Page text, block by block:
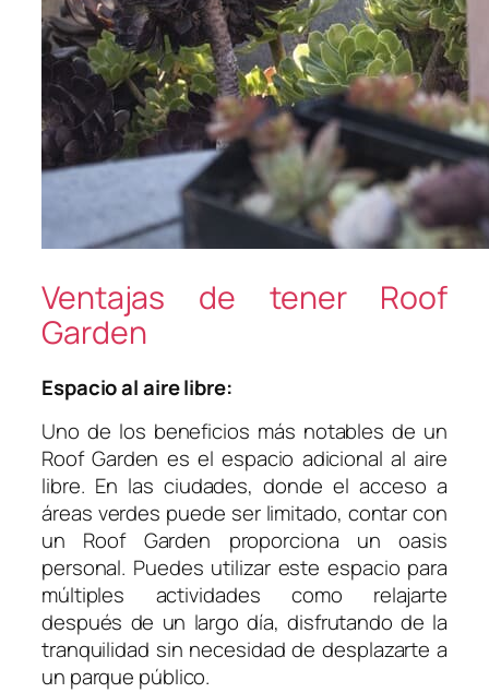
Ventajas de tener Roof
Garden
Espacio al aire libre:
Uno de los beneficios más notables de un
Roof Garden es el espacio adicional al aire
libre. En las ciudades, donde el acceso a
áreas verdes puede ser limitado, contar con
un Roof Garden proporciona un oasis
personal. Puedes utilizar este espacio para
múltiples actividades como relajarte
después de un largo día, disfrutando de la
tranquilidad sin necesidad de desplazarte a
un parque público.